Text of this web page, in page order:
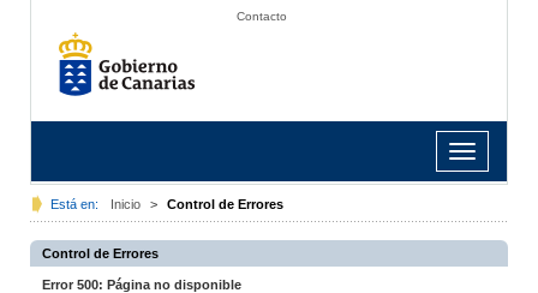
Contacto
Toggle
navigation
Está en: Inicio > Control de Errores
Control de Errores
Error 500: Página no disponible